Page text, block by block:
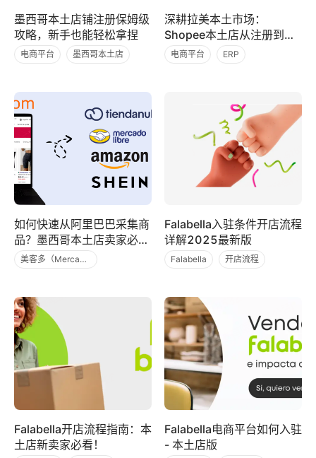
墨西哥本土店铺注册保姆级
攻略，新手也能轻松拿捏
电商平台 墨西哥本土店
深耕拉美本土市场：
Shopee本土店从注册到盈
利全指南
电商平台 ERP
如何快速从阿里巴巴采集商
品？墨西哥本土店卖家必看
教程
美客多（Mercado Libre）
Falabella入驻条件开店流程
详解2025最新版
Falabella 开店流程
Falabella开店流程指南：本
土店新卖家必看！
Falabella电商平台如何入驻
- 本土店版